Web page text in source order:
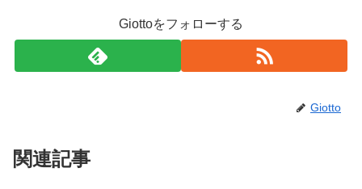
Giottoをフォローする
Giotto
関連記事